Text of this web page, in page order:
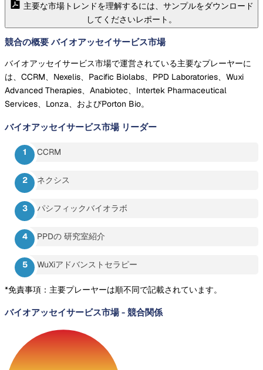
主要な市場トレンドを理解するには、サンプルをダウンロード
してくださいレポート。
競合の概要 バイオアッセイサービス市場
バイオアッセイサービス市場で運営されている主要なプレーヤーに
は、CCRM、Nexelis、Pacific Biolabs、PPD Laboratories、Wuxi
Advanced Therapies、Anabiotec、Intertek Pharmaceutical
Services、Lonza、およびPorton Bio。
バイオアッセイサービス市場 リーダー
CCRM
ネクシス
パシフィックバイオラボ
PPDの 研究室紹介
WuXiアドバンストセラピー
*免責事項：主要プレーヤーは順不同で記載されています。
バイオアッセイサービス市場- 競合関係